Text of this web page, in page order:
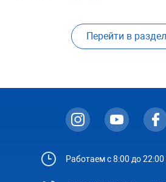
Перейти в раздел
Работаем с 8:00 до